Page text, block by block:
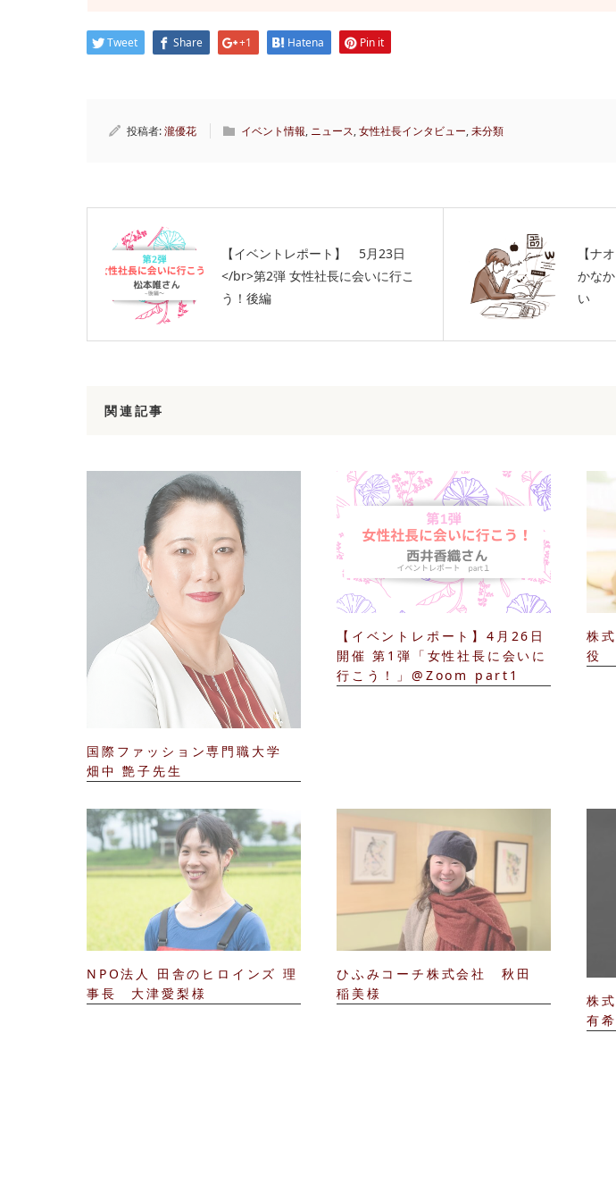
Tweet Share +1 Hatena Pin it
投稿者:瀧優花 イベント情報, ニュース,女性社長インタビュー,未分類
【イベントレポート】 5月23日
</br>第2弾 女性社長に会いに行こ
う！後編
【ナ
かな
い
関連記事
国際ファッション専門職大学
畑中 艶子先生
【イベントレポート】4月26日
開催 第1弾「女性社長に会いに
行こう！」@Zoom part1
株
役
NPO法人 田舎のヒロインズ 理
事長 大津愛梨様
ひふみコーチ株式会社 秋田
稲美様
株
有